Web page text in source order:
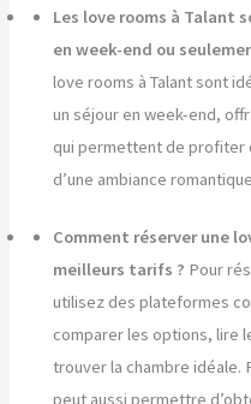
Les love rooms à Talant
en week-end ou
love rooms à Talant sont
un séjour en week-end,
qui permettent de profiter
d’une ambiance
Comment réserver une
meilleurs tarifs ? Pour
utilisez des plateformes
comparer les options, lire
trouver la chambre idéale.